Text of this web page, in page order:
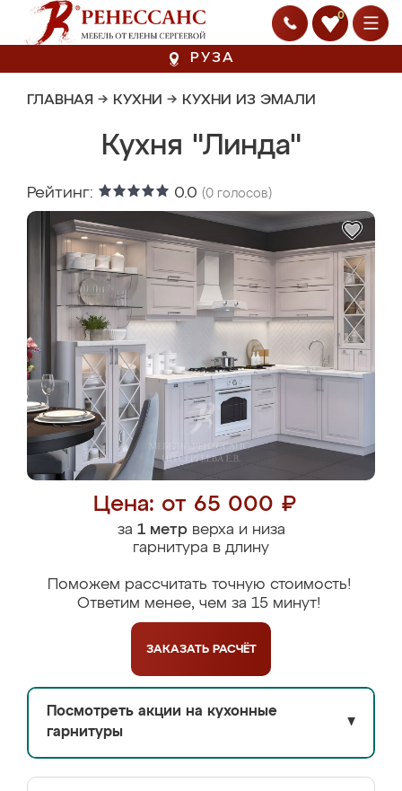
0
РУЗА
ГЛАВНАЯ → КУХНИ → КУХНИ ИЗ ЭМАЛИ
Кухня "Линда"
Рейтинг: 0.0 (0 голосов)
Цена: от 65 000 ₽
за 1 метрверха и низа
гарнитура в длину
Поможем рассчитать точную стоимость!
Ответим менее, чем за 15 минут!
ЗАКАЗАТЬ РАСЧЁТ
Посмотреть акции на кухонные
гарнитуры
▼